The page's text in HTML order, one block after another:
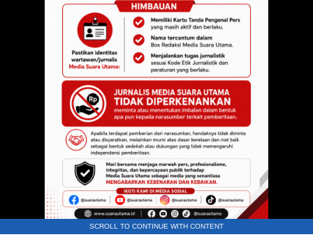
SCROLL TO CONTINUE WITH CONTENT